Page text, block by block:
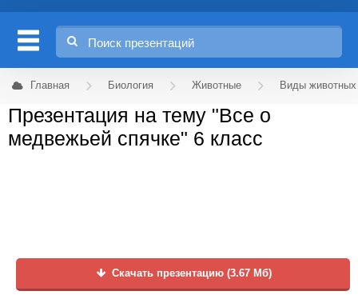
Главная Биология Животные Виды животных
Презентация на тему "Все о
медвежьей спячке" 6 класс
Скачать презентацию (3.67 Мб)